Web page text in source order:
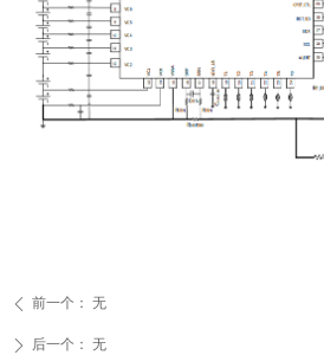
ꄴ 前一个： 无
ꄲ 后一个： 无